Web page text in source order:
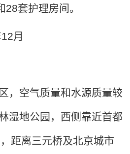
套护理房间。
月
，空气质量和水源质量较
湿地公园，西侧靠近首都
距离三元桥及北京城市